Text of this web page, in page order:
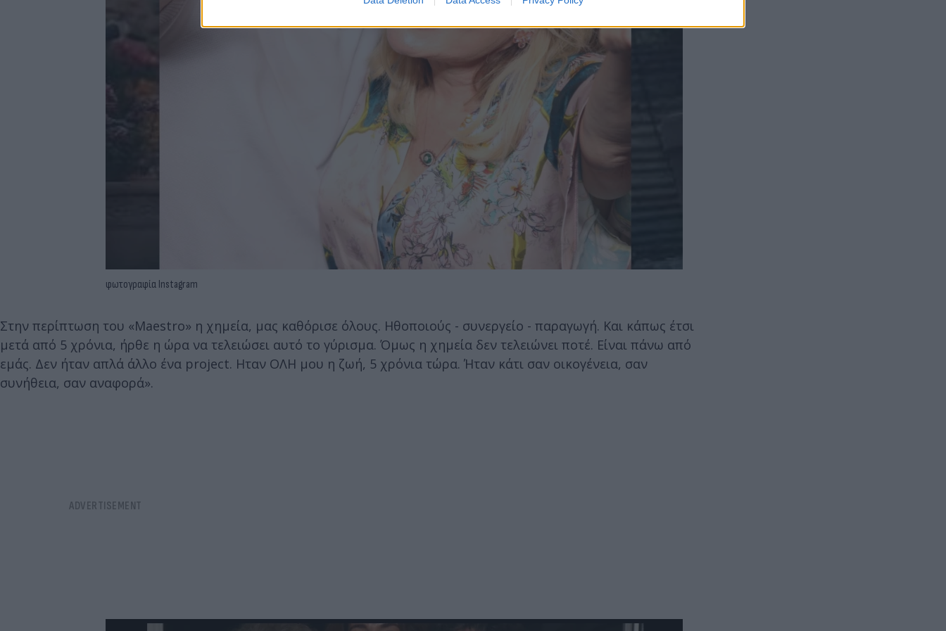
φωτογραφία Instagram
Στην περίπτωση του «Maestro» η χημεία, μας καθόρισε όλους. Ηθοποιούς - συνεργείο - παραγωγή. Και κάπως έτσι
μετά από 5 χρόνια, ήρθε η ώρα να τελειώσει αυτό το γύρισμα. Όμως η χημεία δεν τελειώνει ποτέ. Είναι πάνω από
εμάς. Δεν ήταν απλά άλλο ένα project. Ηταν ΟΛΗ μου η ζωή, 5 χρόνια τώρα. Ήταν κάτι σαν οικογένεια, σαν
συνήθεια, σαν αναφορά».